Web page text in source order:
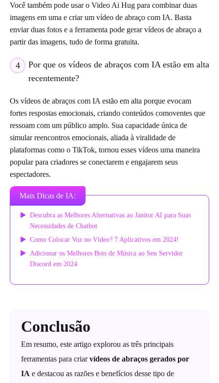
Você também pode usar o Video Ai Hug para combinar duas
imagens em uma e criar um vídeo de abraço com IA. Basta
enviar duas fotos e a ferramenta pode gerar vídeos de abraço a
partir das imagens, tudo de forma gratuita.
4
Por que os vídeos de abraços com IA estão em alta
recentemente?
Os vídeos de abraços com IA estão em alta porque evocam
fortes respostas emocionais, criando conteúdos comoventes que
ressoam com um público amplo. Sua capacidade única de
simular reencontros emocionais, aliada à viralidade de
plataformas como o TikTok, tornou esses vídeos uma maneira
popular para criadores se conectarem e engajarem seus
espectadores.
Mais Dicas de IA:
Descubra as Melhores Alternativas ao Janitor AI para Suas
Necessidades de Chatbot
Como Colocar Voz no Vídeo? 7 Aplicativos em 2024!
Adicionar os Melhores Bots de Música ao Seu Servidor
Discord em 2024
Conclusão
Em resumo, este artigo explorou as três principais
ferramentas para criarvídeos de abraços gerados por
IA e destacou as razões e benefícios desse tipo de